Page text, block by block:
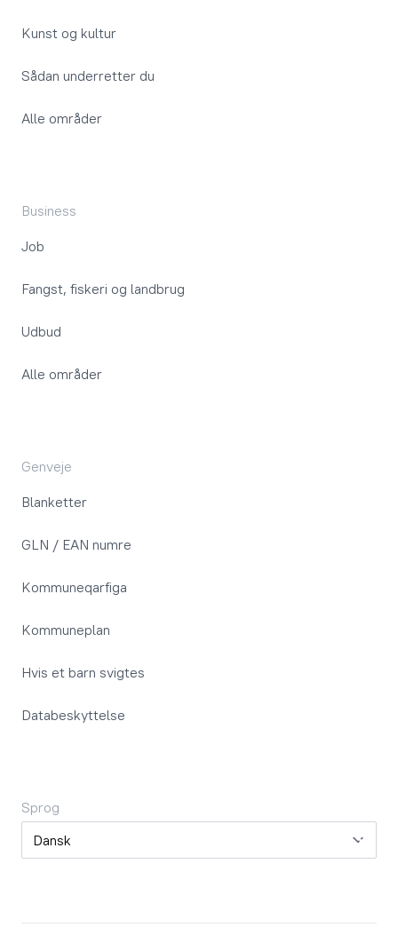
Kunst og kultur
Sådan underretter du
Alle områder
Business
Job
Fangst, fiskeri og landbrug
Udbud
Alle områder
Genveje
Blanketter
GLN / EAN numre
Kommuneqarfiga
Kommuneplan
Hvis et barn svigtes
Databeskyttelse
Sprog
Sprog